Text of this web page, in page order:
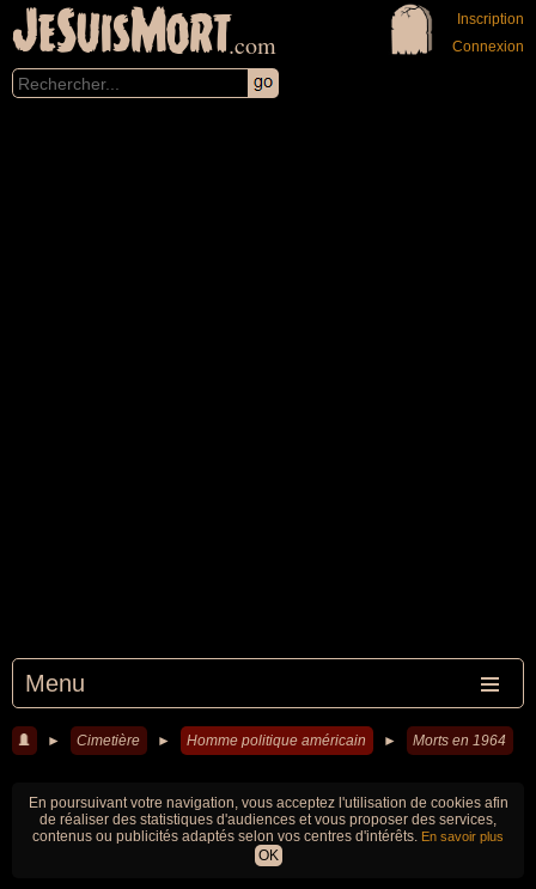
JeSuisMort.com
Menu
Inscription
Connexion
► Cimetière ► Homme politique américain ► Morts en 1964
En poursuivant votre navigation, vous acceptez l'utilisation de cookies afin
de réaliser des statistiques d'audiences et vous proposer des services,
contenus ou publicités adaptés selon vos centres d'intérêts. En savoir plus
OK